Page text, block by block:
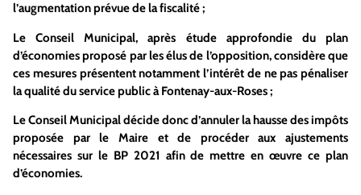
l’augmentation prévue de la fiscalité ;
Le Conseil Municipal, après étude approfondie du plan
d’économies proposé par les élus de l’opposition, considère que
ces mesures présentent notamment l’intérêt de ne pas pénaliser
la qualité du service public à Fontenay-aux-Roses ;
Le Conseil Municipal décide donc d’annuler la hausse des impôts
proposée par le Maire et de procéder aux ajustements
nécessaires sur le BP 2021 afin de mettre en œuvre ce plan
d’économies.